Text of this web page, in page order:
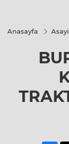
Anasayfa